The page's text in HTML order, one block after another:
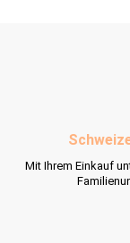
Mit Ihrem Einkauf